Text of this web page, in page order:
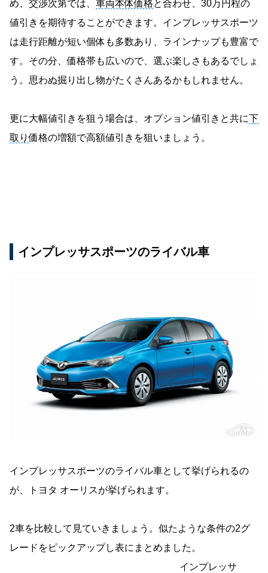
め、交渉次第では、 車両本体価格と合わせ、30万円程の
値引きを期待することができます。インプレッサスポーツ
は走行距離が短い個体も多数あり、ラインナップも豊富で
す。その分、価格帯も広いので、選ぶ楽しさもあるでしょ
う。思わぬ掘り出し物がたくさんあるかもしれません。
更に大幅値引きを狙う場合は、オプション値引きと共に下
取り価格の増額で高額値引きを狙いましょう。
インプレッサスポーツのライバル車
インプレッサスポーツのライバル車として挙げられるの
が、トヨタ オーリスが挙げられます。
2車を比較して見ていきましょう。似たような条件の2グ
レードをピックアップし表にまとめました。
インプレッサ